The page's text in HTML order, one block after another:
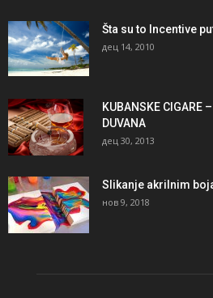
Šta su to Incentive
дец 14, 2010
KUBANSKE CIGARE
DUVANA
дец 30, 2013
Slikanje akrilnim
нов 9, 2018